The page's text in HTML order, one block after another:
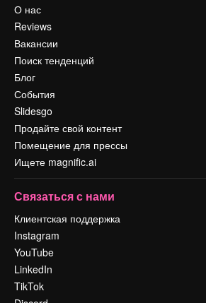
О нас
Reviews
Вакансии
Поиск тенденций
Блог
События
Slidesgo
Продайте свой контент
Помещение для прессы
Ищете magnific.ai
Связаться с нами
Клиентская поддержка
Instagram
YouTube
LinkedIn
TikTok